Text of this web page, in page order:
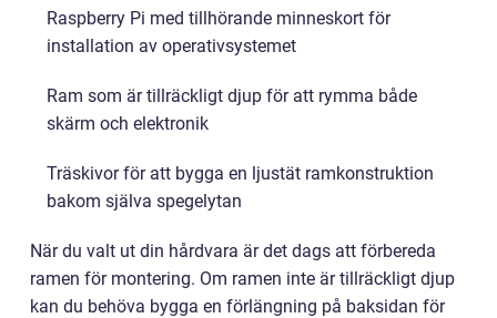
Raspberry Pi med tillhörande minneskort för
installation av operativsystemet
Ram som är tillräckligt djup för att rymma både
skärm och elektronik
Träskivor för att bygga en ljustät ramkonstruktion
bakom själva spegelytan
När du valt ut din hårdvara är det dags att förbereda
ramen för montering. Om ramen inte är tillräckligt djup
kan du behöva bygga en förlängning på baksidan för